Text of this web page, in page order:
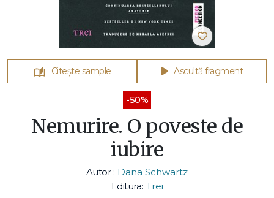
Citește sample Ascultă fragment
-50%
Nemurire. O poveste de
iubire
Autor : Dana Schwartz
Editura: Trei